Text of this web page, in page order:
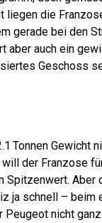
die
gerade bei den
aber auch ein
Geschoss
Tonnen Gewicht
der Franzose
Spitzenwert. Aber
ja schnell – beim
Peugeot nicht